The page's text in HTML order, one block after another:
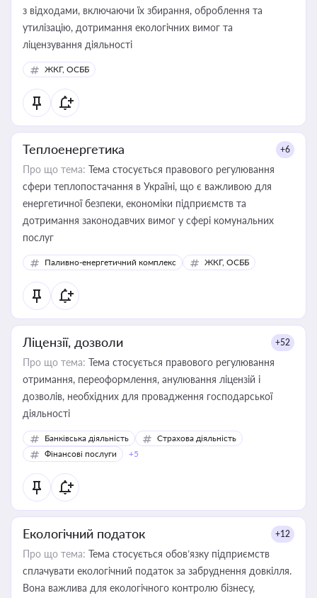
з відходами, включаючи їх збирання, оброблення та
утилізацію, дотримання екологічних вимог та
ліцензування діяльності
ЖКГ, ОСББ
Теплоенергетика +6
Про що тема: Тема стосується правового регулювання
сфери теплопостачання в Україні, що є важливою для
енергетичної безпеки, економіки підприємств та
дотримання законодавчих вимог у сфері комунальних
послуг
Паливно-енергетичний комплекс ЖКГ, ОСББ
Ліцензії, дозволи +52
Про що тема: Тема стосується правового регулювання
отримання, переоформлення, анулювання ліцензій і
дозволів, необхідних для провадження господарської
діяльності
Банківська діяльність
Страхова діяльність
Фінансові послуги
+5
Екологічний податок +12
Про що тема: Тема стосується обов’язку підприємств
сплачувати екологічний податок за забруднення довкілля.
Вона важлива для екологічного контролю бізнесу,